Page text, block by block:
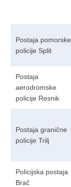
Postaja pomorske
policije Split
Postaja
aerodromske
policije Resnik
Postaja granične
policije Trilj
Policijska postaja
Brač